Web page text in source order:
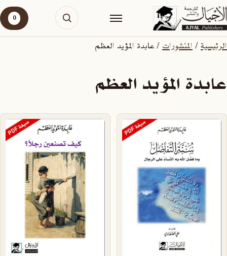
0
الرئيسية/المنشورات/ عابدة المؤيد العظم
عابدة المؤيد العظم